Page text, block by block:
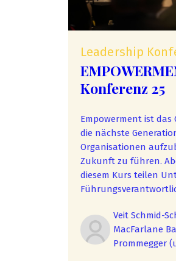
Leadership
Konferenz 25
Empowerment ist das
die nächste
Organisationen
Zukunft zu führen.
diesem Kurs teilen
Veit Schmid-
MacFarlane
Prommegger